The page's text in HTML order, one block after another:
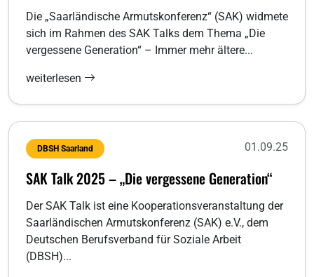
Die „Saarländische Armutskonferenz“ (SAK) widmete
sich im Rahmen des SAK Talks dem Thema „Die
vergessene Generation“ – Immer mehr ältere...
weiterlesen
DBSH Saarland 01.09.25
SAK Talk 2025 – „Die vergessene Generation“
Der SAK Talk ist eine Kooperationsveranstaltung der
Saarländischen Armutskonferenz (SAK) e.V., dem
Deutschen Berufsverband für Soziale Arbeit
(DBSH)...